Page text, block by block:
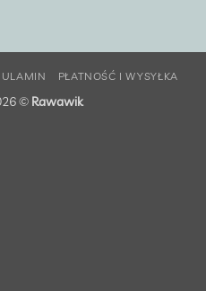
PŁATNOŚĆ I WYSYŁKA
© Rawawik